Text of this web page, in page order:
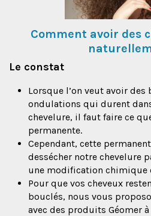
Comment avoir des
Le constat
Lorsque l’on veut avoir des
ondulations qui durent
chevelure, il faut faire ce
permanente.
Cependant, cette
dessécher notre chevelure
une modification chimique
Pour que vos cheveux
bouclés, nous vous
avec des produits Géomer